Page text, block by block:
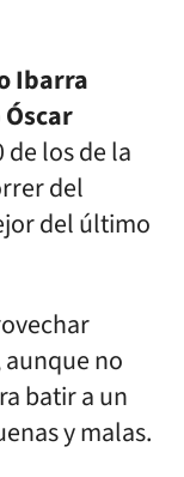
Ibarra
Óscar
los de la
del
del último
no
batir a un
y malas.